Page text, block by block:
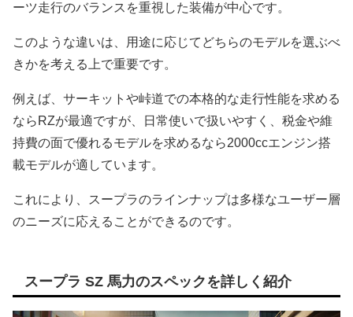
ーツ走行のバランスを重視した装備が中心です。
このような違いは、用途に応じてどちらのモデルを選ぶべ
きかを考える上で重要です。
例えば、サーキットや峠道での本格的な走行性能を求める
ならRZが最適ですが、日常使いで扱いやすく、税金や維
持費の面で優れるモデルを求めるなら2000ccエンジン搭
載モデルが適しています。
これにより、スープラのラインナップは多様なユーザー層
のニーズに応えることができるのです。
スープラ SZ 馬力のスペックを詳しく紹介